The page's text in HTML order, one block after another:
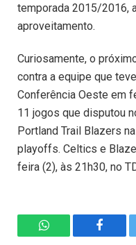
temporada 2015/2016,
aproveitamento.
Curiosamente, o
contra a equipe que
Conferência Oeste em
11 jogos que disputou
Portland Trail Blazers
playoffs. Celtics e
feira (2), às 21h30, no
WhatsApp